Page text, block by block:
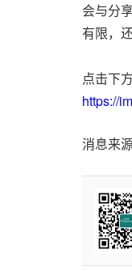
会与分
有限，
点击下
https://
消息来